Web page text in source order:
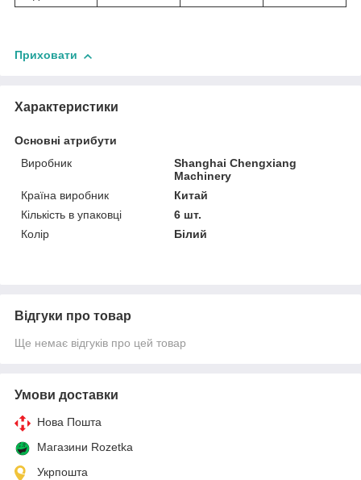
Приховати
Характеристики
Основні атрибути
Виробник
Shanghai Chengxiang
Machinery
Країна виробник
Китай
Кількість в упаковці
6 шт.
Колір
Білий
Відгуки про товар
Ще немає відгуків про цей товар
Умови доставки
Нова Пошта
Магазини Rozetka
Укрпошта